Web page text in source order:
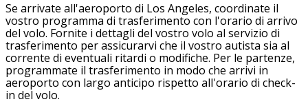
Se arrivate all'aeroporto di Los Angeles, coordinate il
vostro programma di trasferimento con l'orario di arrivo
del volo. Fornite i dettagli del vostro volo al servizio di
trasferimento per assicurarvi che il vostro autista sia al
corrente di eventuali ritardi o modifiche. Per le partenze,
programmate il trasferimento in modo che arrivi in
aeroporto con largo anticipo rispetto all'orario di check-
in del volo.